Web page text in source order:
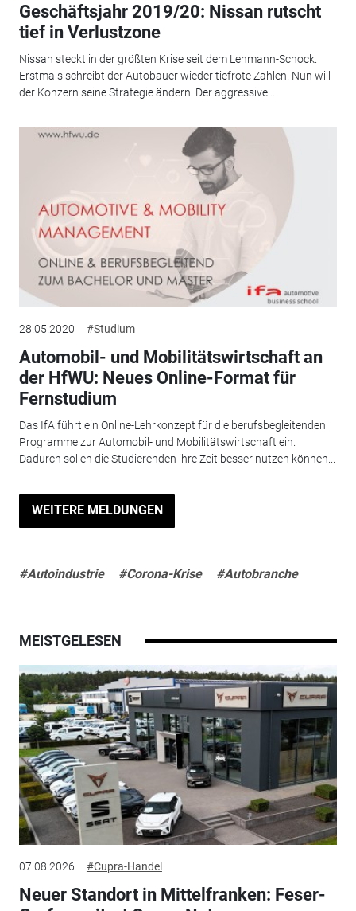
Geschäftsjahr 2019/20: Nissan rutscht
tief in Verlustzone
Nissan steckt in der größten Krise seit dem Lehmann-Schock.
Erstmals schreibt der Autobauer wieder tiefrote Zahlen. Nun will
der Konzern seine Strategie ändern. Der aggressive...
28.05.2020 #Studium
Automobil- und Mobilitätswirtschaft an
der HfWU: Neues Online-Format für
Fernstudium
Das IfA führt ein Online-Lehrkonzept für die berufsbegleitenden
Programme zur Automobil- und Mobilitätswirtschaft ein.
Dadurch sollen die Studierenden ihre Zeit besser nutzen können...
WEITERE MELDUNGEN
#Autoindustrie #Corona-Krise #Autobranche
MEISTGELESEN
07.08.2026 #Cupra-Handel
Neuer Standort in Mittelfranken: Feser-